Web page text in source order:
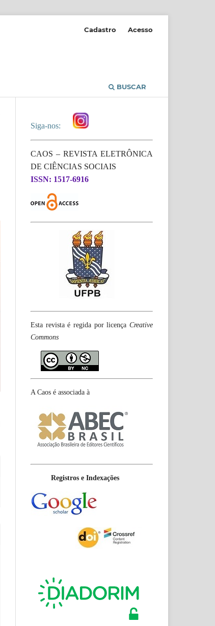
BUSCAR
Cadastro Acesso
Siga-nos:
CAOS – REVISTA ELETRÔNICA
DE CIÊNCIAS SOCIAIS
ISSN: 1517-6916
Esta revista é regida por licença Creative
Commons
A Caos é associada à
Registros e Indexações